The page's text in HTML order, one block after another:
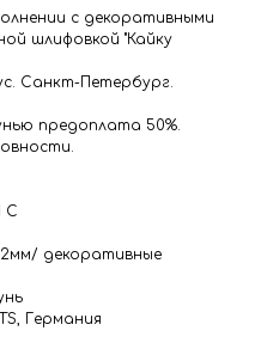
с декоративными
шлифовкой "Кайку
Санкт-Петербург.
предоплата 50%.
С
декоративные
Германия